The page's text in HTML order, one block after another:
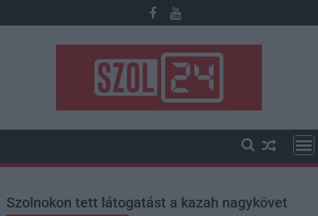
to
Szolnokon tett látogatást a kazah nagykövet